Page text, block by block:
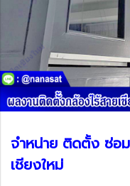
จำหน่าย ติดตั้ง ซ่อ
เชียงใหม่